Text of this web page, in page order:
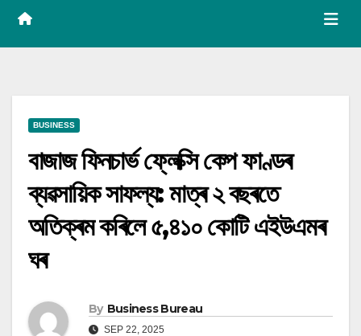
BUSINESS
বাজাজ ফিনচাৰ্ভ ফ্লেক্সি কেপ ফাণ্ডৰ
ব্যৱসায়িক সাফল্য: মাত্ৰ ২ বছৰতে
অতিক্ৰম কৰিলে ৫,৪১০ কোটি এইউএমৰ
ঘৰ
By Business Bureau
SEP 22, 2025